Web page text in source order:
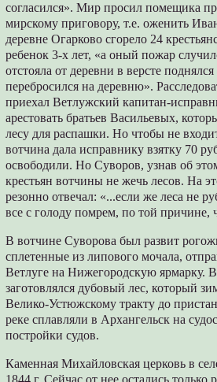
согласился». Мир просил помещика
мирскому приговору, т.е. оженить
деревне Огарково сгорело 24
ребенок 3-х лет, «а оный пожар
отстояла от деревни в версте
перебросился на деревню».
приехал Ветлужский капитан-
арестовать братьев Васильевых,
лесу для распашки. Но чтобы не
вотчина дала исправнику взятку 70
освободили. Но Суворов, узнав об
крестьян вотчины не жечь лесов. На
резонно отвечал: «...если же леса не
все с голоду помрем, по той причине,
В вотчине Суворова был развит
сплетенные из липового мочала,
Ветлуге на Нижегородскую ярмарку.
заготовлялся дубовый лес, который
Велико-Устюжскому тракту до
реке сплавляли в Архангельск на
постройки судов.
Каменная Михайловская церковь в